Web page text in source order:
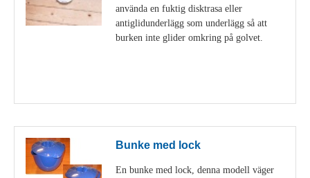
använda en fuktig disktrasa eller
antiglidunderlägg som underlägg så att
burken inte glider omkring på golvet.
Bunke med lock
En bunke med lock, denna modell väger